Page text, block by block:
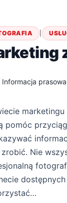
|
Informacja prasowa
pomóc
Nie